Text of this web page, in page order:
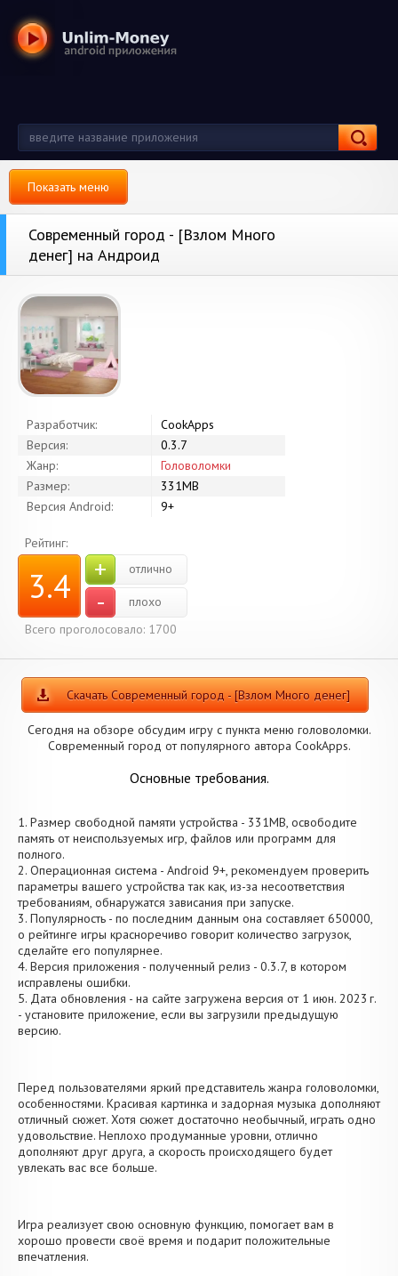
Показать меню
Современный город - [Взлом Много
денег] на Андроид
Разработчик:
CookApps
Версия:
0.3.7
Жанр:
Головоломки
Размер:
331MB
Версия Android:
9+
Рейтинг:
3.4 + отлично
-
плохо
Всего проголосовало: 1700
Скачать Современный город - [Взлом Много денег]
Сегодня на обзоре обсудим игру с пункта меню головоломки.
Современный город от популярного автора CookApps.
Основные требования.
1. Размер свободной памяти устройства - 331MB, освободите
память от неиспользуемых игр, файлов или программ для
полного.
2. Операционная система - Android 9+, рекомендуем проверить
параметры вашего устройства так как, из-за несоответствия
требованиям, обнаружатся зависания при запуске.
3. Популярность - по последним данным она составляет 650000,
о рейтинге игры красноречиво говорит количество загрузок,
сделайте его популярнее.
4. Версия приложения - полученный релиз - 0.3.7, в котором
исправлены ошибки.
5. Дата обновления - на сайте загружена версия от 1 июн. 2023 г.
- установите приложение, если вы загрузили предыдущую
версию.
Перед пользователями яркий представитель жанра головоломки,
особенностями. Красивая картинка и задорная музыка дополняют
отличный сюжет. Хотя сюжет достаточно необычный, играть одно
удовольствие. Неплохо продуманные уровни, отлично
дополняют друг друга, а скорость происходящего будет
увлекать вас все больше.
Игра реализует свою основную функцию, помогает вам в
хорошо провести своё время и подарит положительные
впечатления.